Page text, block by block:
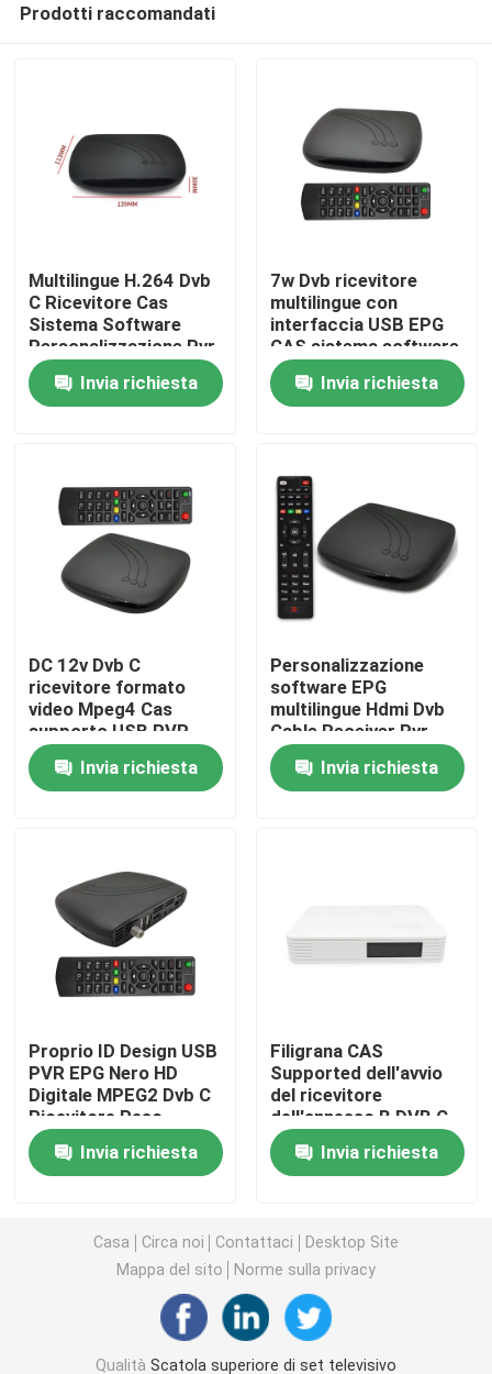
Prodotti
Mostra VR
Fatory Tour
Controllo di qualità
Contattaci
Richiedere un preventivo
Decoder di DVBC
Scatola superiore di set di cavi
Ricevitore DVB T2 H265
Scatola di Linux IPTV
Decoder DVB C
Prodotti raccomandati
Multilingue H.264 Dvb
C Ricevitore Cas
Sistema Software
Personalizzazione Pvr
Osd
Invia richiesta
7w Dvb ricevitore
multilingue con
interfaccia USB EPG
CAS sistema software
personalizzazione
Invia richiesta
DC 12v Dvb C
ricevitore formato
video Mpeg4 Cas
supporto USB PVR
Time Shift
Invia richiesta
Personalizzazione
software EPG
multilingue Hdmi Dvb
Cable Receiver Pvr
Time Shift
Invia richiesta
Proprio ID Design USB
PVR EPG Nero HD
Digitale MPEG2 Dvb C
Ricevitore Peso
leggero
Invia richiesta
Filigrana CAS
Supported dell'avvio
del ricevitore
dell'annesso B DVB C
di NTSC 1080p
Invia richiesta
Casa Circa noi Contattaci
Desktop Site
Mappa del sito
Norme sulla privacy
Qualità Scatola superiore di set televisivo